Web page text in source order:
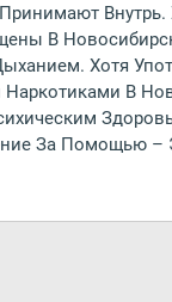
В
Хотя
В
За Помощью –